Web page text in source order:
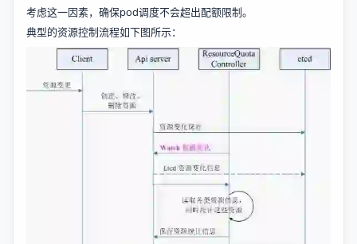
考虑这一因素，确保pod调度不会超出配额限制。
典型的资源控制流程如下图所示：